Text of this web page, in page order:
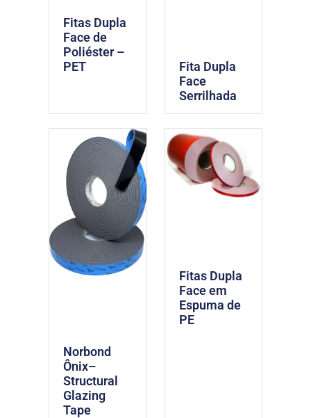
Fitas Dupla
Face de
Poliéster –
PET
Fita Dupla
Face
Serrilhada
Norbond
Ônix–
Structural
Glazing
Tape
Fitas Dupla
Face em
Espuma de
PE